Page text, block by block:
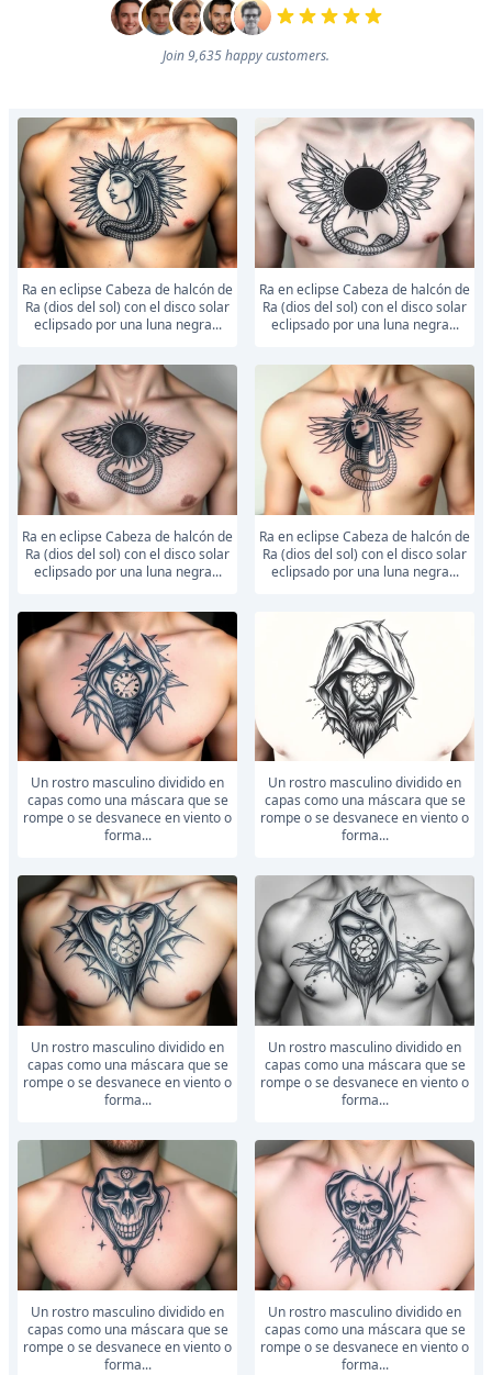
Join 9,635 happy customers.
Ra en eclipse Cabeza de halcón de
Ra (dios del sol) con el disco solar
eclipsado por una luna negra...
Ra en eclipse Cabeza de halcón de
Ra (dios del sol) con el disco solar
eclipsado por una luna negra...
Ra en eclipse Cabeza de halcón de
Ra (dios del sol) con el disco solar
eclipsado por una luna negra...
Ra en eclipse Cabeza de halcón de
Ra (dios del sol) con el disco solar
eclipsado por una luna negra...
Un rostro masculino dividido en
capas como una máscara que se
rompe o se desvanece en viento o
forma...
Un rostro masculino dividido en
capas como una máscara que se
rompe o se desvanece en viento o
forma...
Un rostro masculino dividido en
capas como una máscara que se
rompe o se desvanece en viento o
forma...
Un rostro masculino dividido en
capas como una máscara que se
rompe o se desvanece en viento o
forma...
Un rostro masculino dividido en
capas como una máscara que se
rompe o se desvanece en viento o
forma...
Un rostro masculino dividido en
capas como una máscara que se
rompe o se desvanece en viento o
forma...